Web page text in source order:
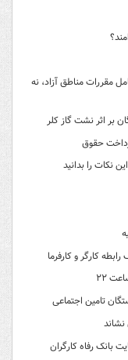
مقررات مناطق آزاد، نه
حقوق
نکات را بدانید
کارگر و کارفرما
۲۲
رفاه کارگران